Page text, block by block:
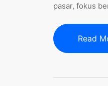
pasar, fokus
Read